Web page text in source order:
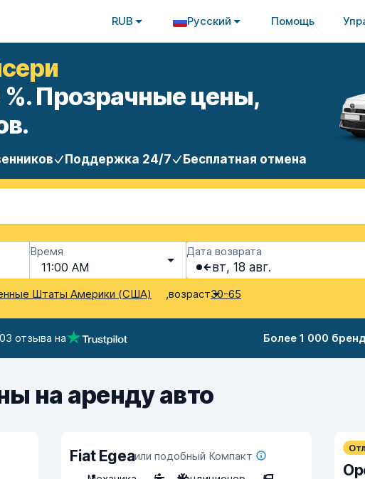
RUB Русский Помощь
Прозрачные цены,
Поддержка 24/7 Бесплатная отмена
Время
11:00 AM
Дата возврата
вт, 18 авг.
Штаты Америки (США) ,возраст30-65
отзыва на Более 1 000
на аренду авто
Fiat Egeaили подобный Компакт